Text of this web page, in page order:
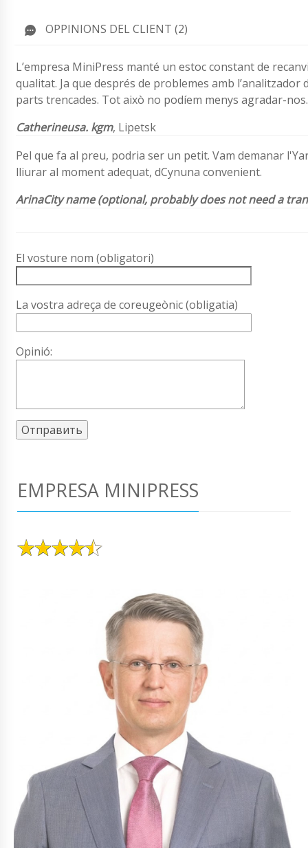
OPPINIONS DEL CLIENT (2)
L’empresa MiniPress manté un estoc constant de
qualitat. Ja que després de problemes amb
parts trencades. Tot això no podíem menys agradar-nos.
Catherineusa. kgm, Lipetsk
Pel que fa al preu, podria ser un petit. Vam demanar
lliurar al moment adequat, dCynuna convenient.
ArinaCity name (optional, probably does not need a
El vosture nom (obligatori)
La vostra adreça de coreugeònic (obligatia)
Opinió:
EMPRESA MINIPRESS